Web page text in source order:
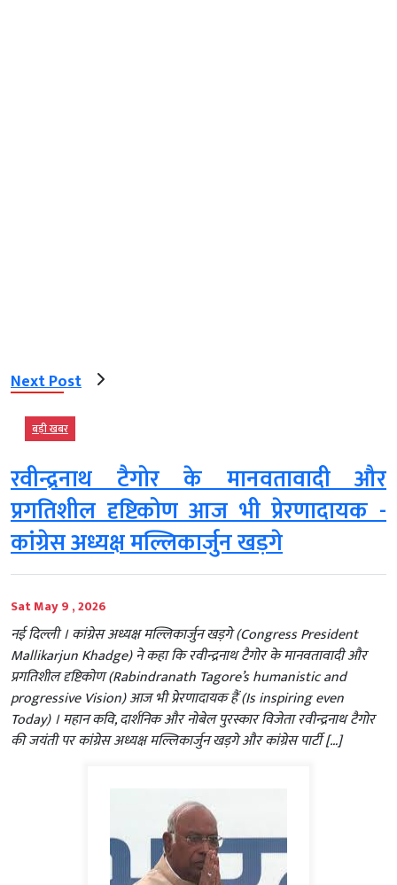
Next Post
बड़ी खबर
रवीन्द्रनाथ टैगोर के मानवतावादी और
प्रगतिशील दृष्टिकोण आज भी प्रेरणादायक -
कांग्रेस अध्यक्ष मल्लिकार्जुन खड़गे
Sat May 9 , 2026
नई दिल्ली । कांग्रेस अध्यक्ष मल्लिकार्जुन खड़गे (Congress President
Mallikarjun Khadge) ने कहा कि रवीन्द्रनाथ टैगोर के मानवतावादी और
प्रगतिशील दृष्टिकोण (Rabindranath Tagore’s humanistic and
progressive Vision) आज भी प्रेरणादायक हैं (Is inspiring even
Today) । महान कवि, दार्शनिक और नोबेल पुरस्कार विजेता रवीन्द्रनाथ टैगोर
की जयंती पर कांग्रेस अध्यक्ष मल्लिकार्जुन खड़गे और कांग्रेस पार्टी […]